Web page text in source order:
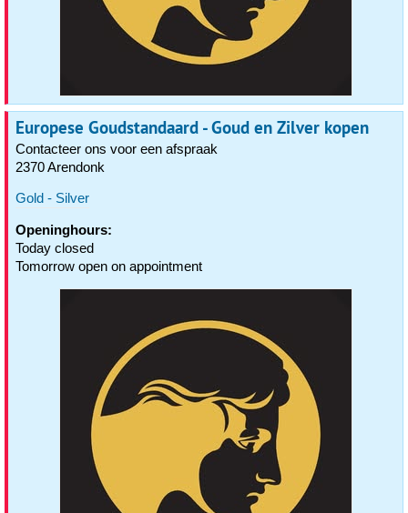
Europese Goudstandaard - Goud en Zilver kopen
Contacteer ons voor een afspraak
2370 Arendonk
Gold - Silver
Openinghours:
Today closed
Tomorrow open on appointment